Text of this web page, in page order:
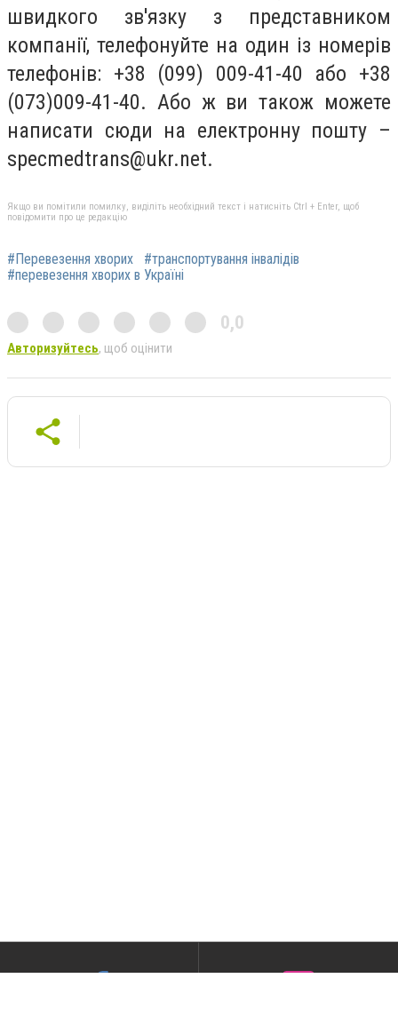
швидкого зв'язку з представником
компанії, телефонуйте на один із номерів
телефонів: +38 (099) 009-41-40 або +38
(073)009-41-40. Або ж ви також можете
написати сюди на електронну пошту –
specmedtrans@ukr.net.
Якщо ви помітили помилку, виділіть необхідний текст і натисніть Ctrl + Enter, щоб
повідомити про це редакцію
#Перевезення хворих
#транспортування інвалідів
#перевезення хворих в Україні
0,0
Авторизуйтесь, щоб оцінити